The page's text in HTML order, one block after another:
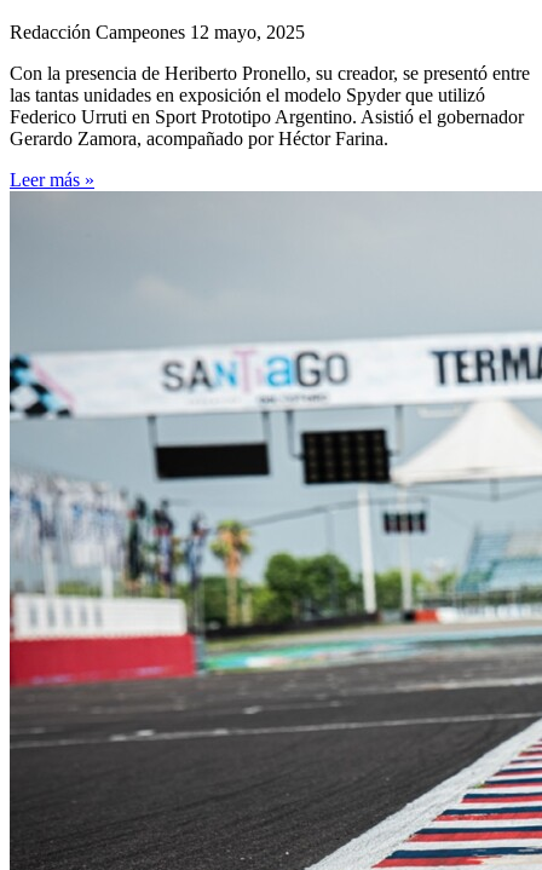
Redacción Campeones 12 mayo, 2025
Con la presencia de Heriberto Pronello, su creador, se presentó entre
las tantas unidades en exposición el modelo Spyder que utilizó
Federico Urruti en Sport Prototipo Argentino. Asistió el gobernador
Gerardo Zamora, acompañado por Héctor Farina.
Leer más »